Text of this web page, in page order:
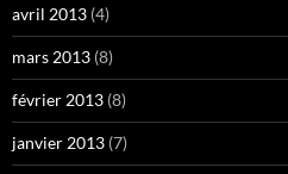
avril 2013 (4)
mars 2013 (8)
février 2013 (8)
janvier 2013 (7)